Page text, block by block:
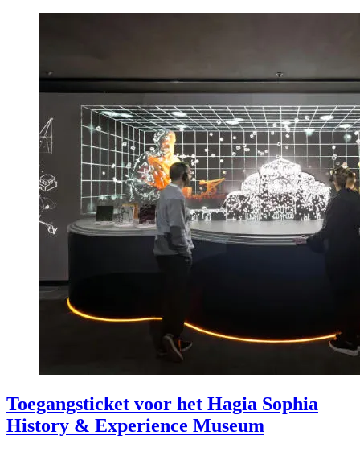
Toegangsticket voor het Hagia Sophia
History & Experience Museum